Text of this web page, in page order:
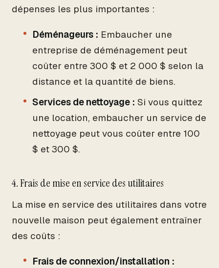
dépenses les plus importantes :
Déménageurs : Embaucher une
entreprise de déménagement peut
coûter entre 300 $ et 2 000 $ selon la
distance et la quantité de biens.
Services de nettoyage : Si vous quittez
une location, embaucher un service de
nettoyage peut vous coûter entre 100
$ et 300 $.
4. Frais de mise en service des utilitaires
La mise en service des utilitaires dans votre
nouvelle maison peut également entraîner
des coûts :
Frais de connexion/installation :